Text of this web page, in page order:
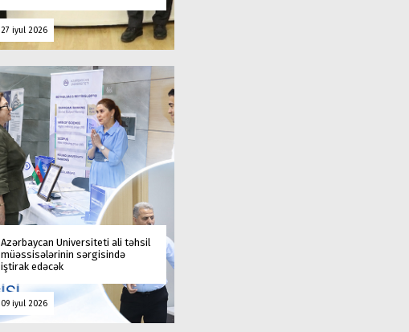
27 iyul 2026
Azərbaycan Universiteti ali təhsil
müəssisələrinin sərgisində
iştirak edəcək
09 iyul 2026